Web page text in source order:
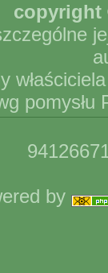
copyright
by